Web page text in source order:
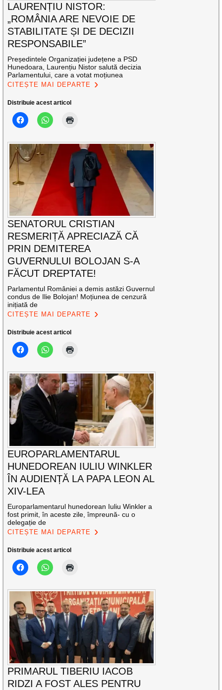
LAURENȚIU NISTOR:
„ROMÂNIA ARE NEVOIE DE
STABILITATE ȘI DE DECIZII
RESPONSABILE”
Președintele Organizației județene a PSD
Hunedoara, Laurențiu Nistor salută decizia
Parlamentului, care a votat moțiunea
CITEȘTE MAI DEPARTE
Distribuie acest articol
SENATORUL CRISTIAN
RESMERIȚĂ APRECIAZĂ CĂ
PRIN DEMITEREA
GUVERNULUI BOLOJAN S-A
FĂCUT DREPTATE!
Parlamentul României a demis astăzi Guvernul
condus de Ilie Bolojan! Moțiunea de cenzură
inițiată de
CITEȘTE MAI DEPARTE
Distribuie acest articol
EUROPARLAMENTARUL
HUNEDOREAN IULIU WINKLER
ÎN AUDIENȚĂ LA PAPA LEON AL
XIV-LEA
Europarlamentarul hunedorean Iuliu Winkler a
fost primit, în aceste zile, împreună- cu o
delegație de
CITEȘTE MAI DEPARTE
Distribuie acest articol
PRIMARUL TIBERIU IACOB
RIDZI A FOST ALES PENTRU